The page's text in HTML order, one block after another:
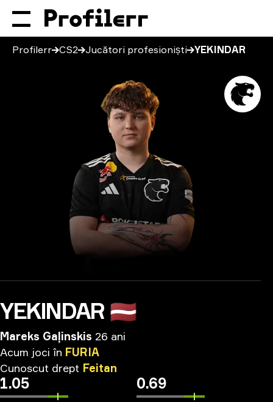
Profilerr CS2 Jucători profesioniști YEKINDAR
YEKINDAR 🇱🇻
Mareks Gaļinskis 26 ani
Acum joci în FURIA
Cunoscut drept Feitan
1.05 0.69